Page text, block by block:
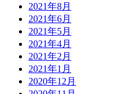
2021年8月
2021年6月
2021年5月
2021年4月
2021年2月
2021年1月
2020年12月